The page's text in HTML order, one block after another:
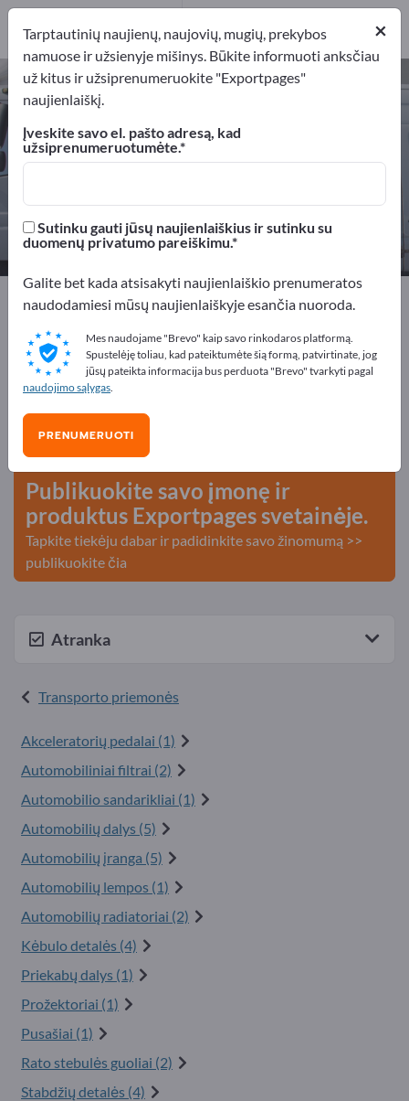
Automobilių dalys – raskite
gamintojus ir tiekėjus
Eksportuotojai Gamintojai
3
Exportpages
Transporto priemonės
Automobilių dalys
Reklamuokitės nemokamai
Exportpages!
Poreikiai – Pasiūlymai – Naudotos prekės – Verslo
Publikuokite savo įmonę ir
produktus Exportpages svetainėje.
Tapkite tiekėju dabar ir padidinkite savo žinomumą >>
publikuokite čia
Atranka
Transporto priemonės
Akceleratorių pedalai (1)
Automobiliniai filtrai (2)
Automobilio sandarikliai (1)
Automobilių dalys (5)
Automobilių įranga (5)
Automobilių lempos (1)
Automobilių radiatoriai (2)
Kėbulo detalės (4)
Priekabų dalys (1)
Prožektoriai (1)
Pusašiai (1)
Rato stebulės guoliai (2)
Stabdžių detalės (4)
×
Tarptautinių naujienų, naujovių, mugių, prekybos
namuose ir užsienyje mišinys. Būkite informuoti anksčiau
už kitus ir užsiprenumeruokite "Exportpages"
naujienlaiškį.
Įveskite savo el. pašto adresą, kad
užsiprenumeruotumėte.
Sutinku gauti jūsų naujienlaiškius ir sutinku su
duomenų privatumo pareiškimu.
Galite bet kada atsisakyti naujienlaiškio prenumeratos
naudodamiesi mūsų naujienlaiškyje esančia nuoroda.
Mes naudojame "Brevo" kaip savo rinkodaros platformą.
Spustelėję toliau, kad pateiktumėte šią formą, patvirtinate, jog
jūsų pateikta informacija bus perduota "Brevo" tvarkyti pagal
naudojimo sąlygas.
PRENUMERUOTI